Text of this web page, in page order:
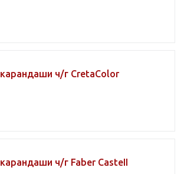
карандаши ч/г CretaColor
карандаши ч/г Faber CasteII